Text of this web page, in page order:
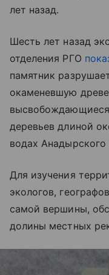
лет назад.
Шесть лет назад
отделения РГО
памятник
окаменевшую
деревьев длиной
водах Анадырского
Для изучения
экологов,
самой вершины,
долины местных